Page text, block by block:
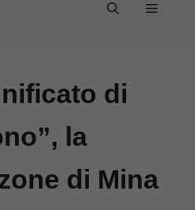
Menu
di
la
di Mina